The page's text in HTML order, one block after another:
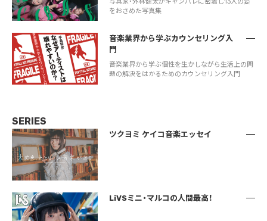
をおさめた写真集
音楽業界から学ぶカウンセリング入
門
音楽業界から学ぶ個性を生かしながら生活上の問
題の解決をはかるためのカウンセリング入門
SERIES
ツクヨミ ケイコ音楽エッセイ
LiVSミニ・マルコの人間最高！